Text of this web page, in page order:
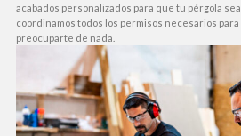
acabados personalizados para que tu pérgola sea
coordinamos todos los permisos necesarios
preocuparte de nada.